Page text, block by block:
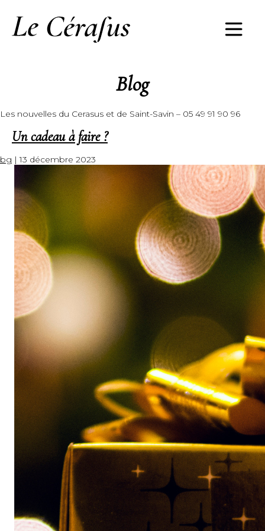
Blog
Les nouvelles du Cerasus et de Saint-Savin – 05 49 91 90 96
Un cadeau à faire ?
bg |13 décembre 2023